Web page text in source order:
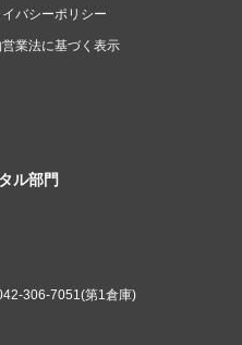
イバシーポリシー
業法に基づく表示
ル部門
306-7051(第1倉庫)